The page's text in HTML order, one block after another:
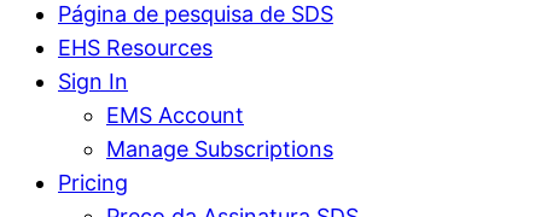
Página de pesquisa de SDS
EHS Resources
Sign In
EMS Account
Manage Subscriptions
Pricing